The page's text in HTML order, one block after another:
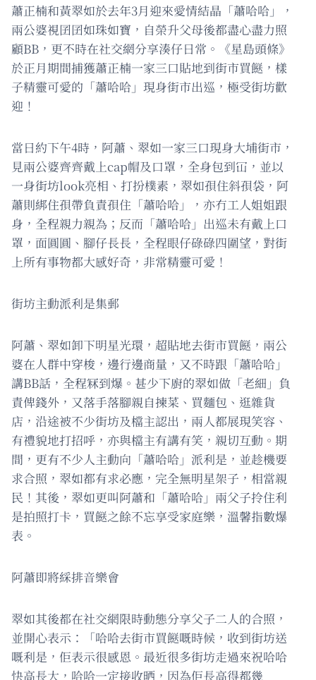
蕭正楠和黃翠如於去年3月迎來愛情結晶「蕭哈哈」，
兩公婆視囝囝如珠如寶，自榮升父母後都盡心盡力照
顧BB，更不時在社交網分享湊仔日常。《星島頭條》
於正月期間捕獲蕭正楠一家三口貼地到街市買餸，樣
子精靈可愛的「蕭哈哈」現身街市出巡，極受街坊歡
迎！
當日約下午4時，阿蕭、翠如一家三口現身大埔街市，
見兩公婆齊齊戴上cap帽及口罩，全身包到冚，並以
一身街坊look亮相、打扮樸素，翠如孭住斜孭袋，阿
蕭則綁住孭帶負責孭住「蕭哈哈」，亦冇工人姐姐跟
身，全程親力親為；反而「蕭哈哈」出巡未有戴上口
罩，面圓圓、腳仔長長，全程眼仔碌碌四圍望，對街
上所有事物都大感好奇，非常精靈可愛！
街坊主動派利是集郵
阿蕭、翠如卸下明星光環，超貼地去街市買餸，兩公
婆在人群中穿梭，邊行邊商量，又不時跟「蕭哈哈」
講BB話，全程冧到爆。甚少下廚的翠如做「老細」負
責俾錢外，又落手落腳親自揀菜、買麵包、逛雜貨
店，沿途被不少街坊及檔主認出，兩人都展現笑容、
有禮貌地打招呼，亦與檔主有講有笑，親切互動。期
間，更有不少人主動向「蕭哈哈」派利是，並趁機要
求合照，翠如都有求必應，完全無明星架子，相當親
民！其後，翠如更叫阿蕭和「蕭哈哈」兩父子拎住利
是拍照打卡，買餸之餘不忘享受家庭樂，溫馨指數爆
表。
阿蕭即將綵排音樂會
翠如其後都在社交網限時動態分享父子二人的合照，
並開心表示：「哈哈去街市買餸嘅時候，收到街坊送
嘅利是，佢表示很感恩。最近很多街坊走過來祝哈哈
快高長大，哈哈一定接收晒，因為佢長高得都幾